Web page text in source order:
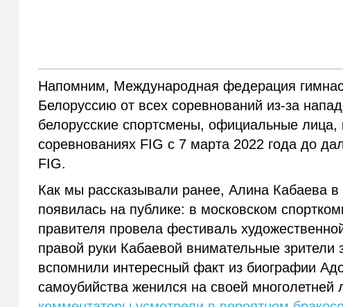
Напомним, Международная федерация
Белоруссию от всех соревнований из-за
белорусские спортсмены, официальные
соревнованиях FIG с 7 марта 2022 года до
FIG.
Как мы рассказывали ранее, Алина Кабаева
появилась на публике: в московском
правителя провела фестиваль
правой руки Кабаевой внимательные зрители
вспомнили интересный факт из биографии
самоубийства женился на своей